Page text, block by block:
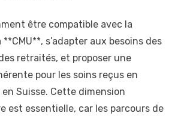
être compatible avec la
s’adapter aux besoins des
retraités, et proposer une
pour les soins reçus en
Suisse. Cette dimension
est essentielle, car les parcours de